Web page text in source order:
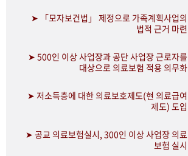
➤ 「모자보건법」 제정으로 가족계획사업의
법적 근거 마련
➤ 500인 이상 사업장과 공단 사업장 근로자를
대상으로 의료보험 적용 의무화
➤ 저소득층에 대한 의료보호제도(현 의료급여
제도) 도입
➤ 공교 의료보험실시, 300인 이상 사업장 의료
보험 실시